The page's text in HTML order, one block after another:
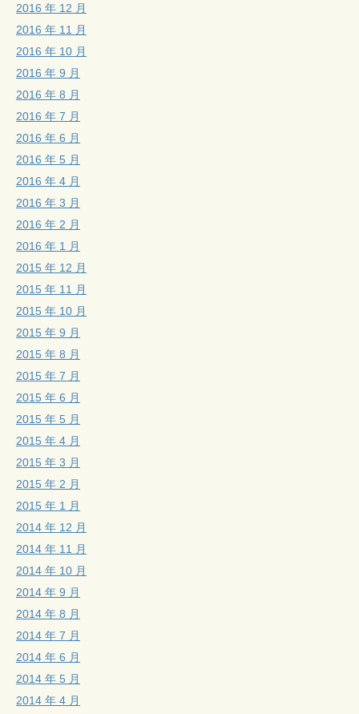
2016 年 12 月
2016 年 11 月
2016 年 10 月
2016 年 9 月
2016 年 8 月
2016 年 7 月
2016 年 6 月
2016 年 5 月
2016 年 4 月
2016 年 3 月
2016 年 2 月
2016 年 1 月
2015 年 12 月
2015 年 11 月
2015 年 10 月
2015 年 9 月
2015 年 8 月
2015 年 7 月
2015 年 6 月
2015 年 5 月
2015 年 4 月
2015 年 3 月
2015 年 2 月
2015 年 1 月
2014 年 12 月
2014 年 11 月
2014 年 10 月
2014 年 9 月
2014 年 8 月
2014 年 7 月
2014 年 6 月
2014 年 5 月
2014 年 4 月